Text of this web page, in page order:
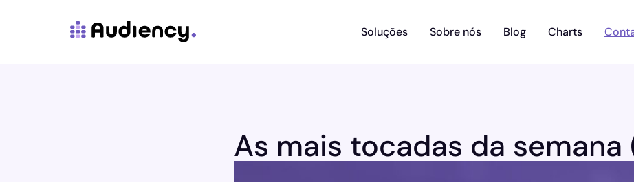
Soluções Sobre nós Blog Charts
As mais tocadas da semana